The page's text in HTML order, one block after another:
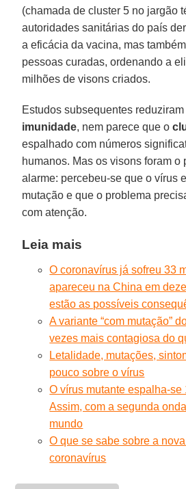
(chamada de cluster 5 no jargão
autoridades sanitárias do país
a eficácia da vacina, mas
pessoas curadas, ordenando a
milhões de visons criados.
Estudos subsequentes
imunidade, nem parece que o
espalhado com números
humanos. Mas os visons foram o
alarme: percebeu-se que o vírus
mutação e que o problema
com atenção.
Leia mais
O coronavírus já sofreu 33
apareceu na China em
estão as possíveis
A variante “com mutação”
vezes mais contagiosa do
Letalidade, mutações,
pouco sobre o vírus
O vírus mutante espalha-
Assim, com a segunda
mundo
O que se sabe sobre a
coronavírus